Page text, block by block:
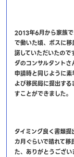
2013年6月から家族
で働いた頃、ボスに
諾していただいたので
ダのコンサルタント
申請時と同じように
よび移民局に提出す
すことができました。
タイミング良く書類
カ月ぐらいで晴れて
た、ありがとうござい